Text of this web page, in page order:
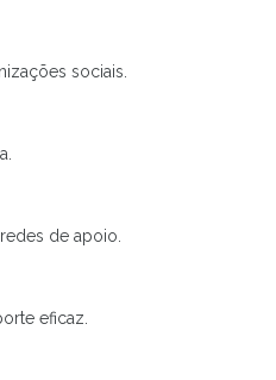
sociais.
de apoio.
eficaz.